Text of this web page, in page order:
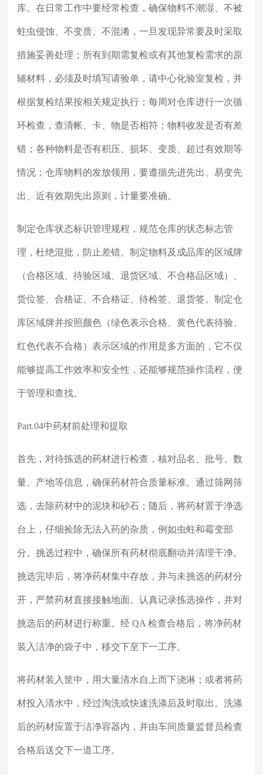
库。在日常工作中要经常检查，确保物料不潮湿、不被
蛀虫侵蚀、不变质、不混淆，一旦发现异常要及时采取
措施妥善处理；所有到期需复检或有其他复检需求的原
辅材料，必须及时填写请验单，请中心化验室复检，并
根据复检结果按相关规定执行；每周对仓库进行一次循
环检查，查清帐、卡、物是否相符；物料收发是否有差
错；各种物料是否有积压、损坏、变质、超过有效期等
情况；仓库物料的发放领用，要遵循先进先出、易变先
出、近有效期先出原则，计量要准确。
制定仓库状态标识管理规程，规范仓库的状态标志管
理，杜绝混批，防止差错。制定物料及成品库的区域牌
（合格区域、待验区域、退货区域、不合格品区域）、
货位签、合格证、不合格证、待检签、退货签。制定仓
库区域牌并按照颜色（绿色表示合格、黄色代表待验、
红色代表不合格）表示区域的作用是多方面的，它不仅
能够提高工作效率和安全性，还能够规范操作流程，便
于管理和查找。
Part.04中药材前处理和提取
首先，对待拣选的药材进行检查，核对品名、批号、数
量、产地等信息，确保药材符合质量标准。通过筛网筛
选，去除药材中的泥块和砂石；随后，将药材置于净选
台上，仔细捡除无法入药的杂质，例如虫蛀和霉变部
分。挑选过程中，确保所有药材彻底翻动并清理干净。
挑选完毕后，将净药材集中存放，并与未挑选的药材分
开，严禁药材直接接触地面。认真记录拣选操作，并对
挑选后的药材进行称重。经 QA 检查合格后，将净药材
装入洁净的袋子中，移交下至下一工序。
将药材装入筐中，用大量清水自上而下浇淋；或者将药
材投入清水中，经过淘洗或快速洗涤后及时取出。洗涤
后的药材应置于洁净容器内，并由车间质量监督员检查
合格后送交下一道工序。